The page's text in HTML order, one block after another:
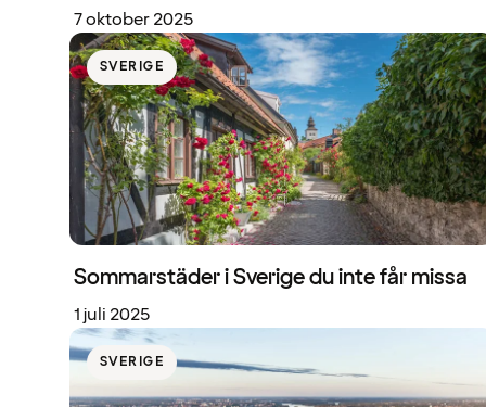
7 oktober 2025
SVERIGE
Sommarstäder i Sverige du inte får missa
1 juli 2025
SVERIGE